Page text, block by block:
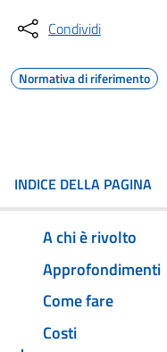
Condividi
Normativa di riferimento
INDICE DELLA PAGINA
A chi è rivolto
Approfondimenti
Come fare
Costi